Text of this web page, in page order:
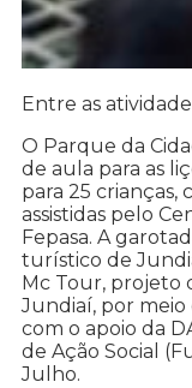
Entre as
O Parque da
de aula para as
para 25 crianças,
assistidas pelo
Fepasa. A
turístico de
Mc Tour, projeto
Jundiaí, por meio
com o apoio da
de Ação Social
Julho.